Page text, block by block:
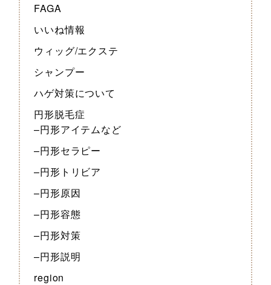
FAGA
いいね情報
ウィッグ/エクステ
シャンプー
ハゲ対策について
円形脱毛症
–円形アイテムなど
–円形セラピー
–円形トリビア
–円形原因
–円形容態
–円形対策
–円形説明
region